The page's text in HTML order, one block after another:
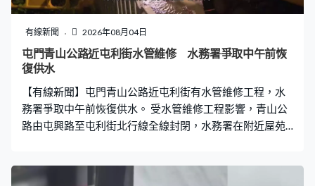
有線新聞 2026年08月04日
屯門青山公路近屯利街水管維修 水務署爭取中午前恢
復供水
【有線新聞】屯門青山公路近屯利街有水管維修工程，水
務署爭取中午前恢復供水。 受水管維修工程影響，青山公
路由屯興路至屯利街北行線全線封閉，水務署在附近屋苑
開，各部門會與屋苑緊密聯繫，為有需要市民提供適切支